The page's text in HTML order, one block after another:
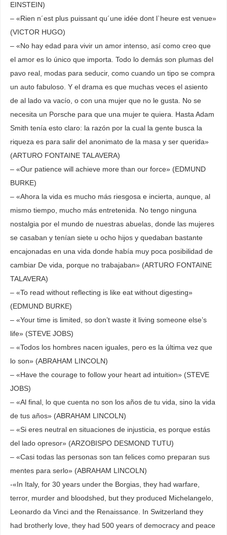
EINSTEIN)
– «Rien n´est plus puissant qu´une idée dont l`heure est venue»
(VICTOR HUGO)
– «No hay edad para vivir un amor intenso, así como creo que
el amor es lo único que importa. Todo lo demás son plumas del
pavo real, modas para seducir, como cuando un tipo se compra
un auto fabuloso. Y el drama es que muchas veces el asiento
de al lado va vacío, o con una mujer que no le gusta. No se
necesita un Porsche para que una mujer te quiera. Hasta Adam
Smith tenía esto claro: la razón por la cual la gente busca la
riqueza es para salir del anonimato de la masa y ser querida»
(ARTURO FONTAINE TALAVERA)
– «Our patience will achieve more than our force» (EDMUND
BURKE)
– «Ahora la vida es mucho más riesgosa e incierta, aunque, al
mismo tiempo, mucho más entretenida. No tengo ninguna
nostalgia por el mundo de nuestras abuelas, donde las mujeres
se casaban y tenían siete u ocho hijos y quedaban bastante
encajonadas en una vida donde había muy poca posibilidad de
cambiar De vida, porque no trabajaban» (ARTURO FONTAINE
TALAVERA)
– «To read without reflecting is like eat without digesting»
(EDMUND BURKE)
– «Your time is limited, so don’t waste it living someone else’s
life» (STEVE JOBS)
– «Todos los hombres nacen iguales, pero es la última vez que
lo son» (ABRAHAM LINCOLN)
– «Have the courage to follow your heart ad intuition» (STEVE
JOBS)
– «Al final, lo que cuenta no son los años de tu vida, sino la vida
de tus años» (ABRAHAM LINCOLN)
– «Si eres neutral en situaciones de injusticia, es porque estás
del lado opresor» (ARZOBISPO DESMOND TUTU)
– «Casi todas las personas son tan felices como preparan sus
mentes para serlo» (ABRAHAM LINCOLN)
-«In Italy, for 30 years under the Borgias, they had warfare,
terror, murder and bloodshed, but they produced Michelangelo,
Leonardo da Vinci and the Renaissance. In Switzerland they
had brotherly love, they had 500 years of democracy and peace